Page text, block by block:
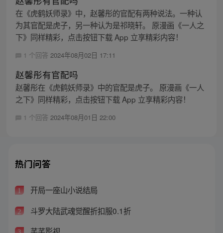
在《虎鹤妖师录》中，赵馨彤的官配有两种说法。一种认
为其官配是虎子，另一种认为是祁晓轩。 原漫画《一人之
下》同样精彩，点击按钮下载 App 立享精彩内容！
1 个回答 2024年08月02日 17:11
赵馨彤有官配吗
赵馨彤在《虎鹤妖师录》中的官配是虎子。 原漫画《一人
之下》同样精彩，点击按钮下载 App 立享精彩内容！
1 个回答 2024年08月01日 22:00
热门问答
1 开局一座山小说结局
2 斗罗大陆武魂觉醒折扣服0.1折